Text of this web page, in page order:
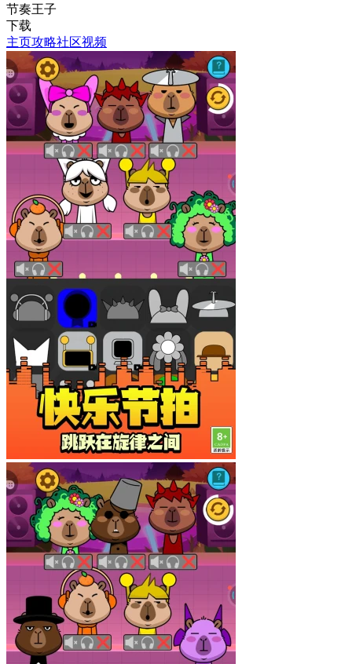
节奏王子
下载
主页攻略社区视频